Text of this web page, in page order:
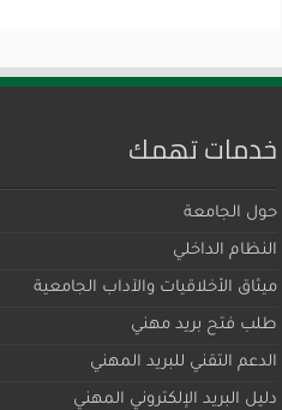
خدمات تهمك
حول الجامعة
النظام الداخلي
ميثاق اﻷخلاقيات والآداب الجامعية
طلب فتح بريد مهني
الدعم التقني للبريد المهني
دليل البريد الإلكتروني المهني